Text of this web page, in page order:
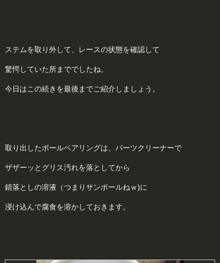
ステムを取り外して、レースの状態を確認して
驚愕していた所まででしたね。
今日はこの続きを最後までご紹介しましょう。
取り出したボールベアリングは、パーツクリーナーで
ザザーッとグリス汚れを落としてから
錆落としの溶液（つまりサンポールねｗ)に
浸け込んで腐食を溶かしておきます。